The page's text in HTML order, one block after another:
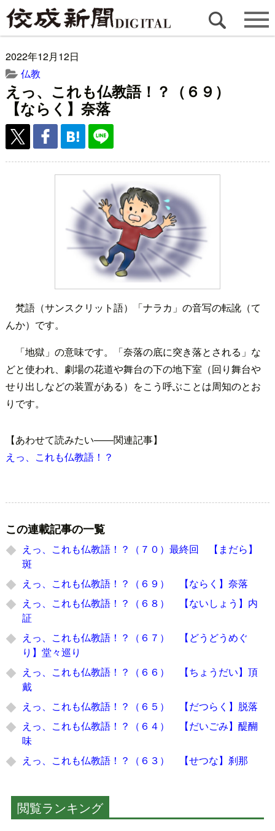
2022年12月12日
仏教
えっ、これも仏教語！？（６９）
【ならく】奈落
梵語（サンスクリット語）「ナラカ」の音写の転訛（て
んか）です。
「地獄」の意味です。「奈落の底に突き落とされる」な
どと使われ、劇場の花道や舞台の下の地下室（回り舞台や
せり出しなどの装置がある）をこう呼ぶことは周知のとお
りです。
【あわせて読みたい――関連記事】
えっ、これも仏教語！？
この連載記事の一覧
えっ、これも仏教語！？（７０）最終回 【まだら】
斑
えっ、これも仏教語！？（６９） 【ならく】奈落
えっ、これも仏教語！？（６８） 【ないしょう】内
証
えっ、これも仏教語！？（６７） 【どうどうめぐ
り】堂々巡り
えっ、これも仏教語！？（６６） 【ちょうだい】頂
戴
えっ、これも仏教語！？（６５） 【だつらく】脱落
えっ、これも仏教語！？（６４） 【だいごみ】醍醐
味
えっ、これも仏教語！？（６３） 【せつな】刹那
閲覧ランキング